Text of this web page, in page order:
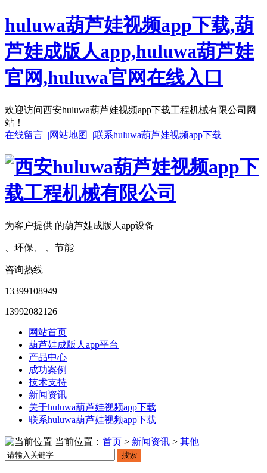
huluwa葫芦娃视频app下载,葫
芦娃成版人app,huluwa葫芦娃
官网,huluwa官网在线入口
欢迎访问西安huluwa葫芦娃视频app下载工程机械有限公司网
站！
在线留言 |网站地图 |联系huluwa葫芦娃视频app下载
为客户提供 的葫芦娃成版人app设备
、环保、 、节能
咨询热线
13399108949
13992082126
网站首页
葫芦娃成版人app平台
产品中心
成功案例
技术支持
新闻资讯
关于huluwa葫芦娃视频app下载
联系huluwa葫芦娃视频app下载
当前位置： 首页 > 新闻资讯 > 其他
搜索